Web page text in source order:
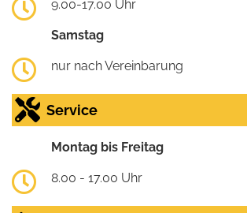
9.00-17.00 Uhr
Samstag
nur nach Vereinbarung
Service
Montag bis Freitag
8.00 - 17.00 Uhr